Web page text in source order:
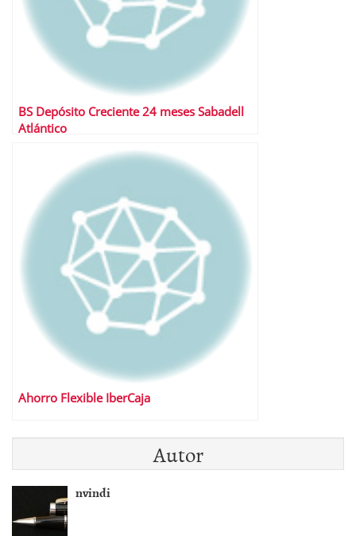
BS Depósito Creciente 24 meses Sabadell
Atlántico
Ahorro Flexible IberCaja
Autor
nvindi